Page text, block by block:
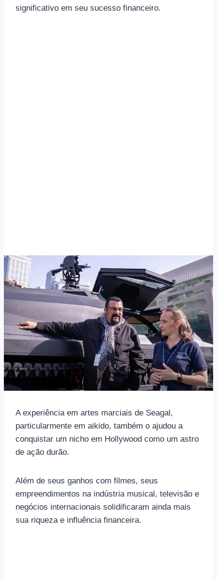
significativo em seu sucesso financeiro.
A experiência em artes marciais de Seagal,
particularmente em aikido, também o ajudou a
conquistar um nicho em Hollywood como um astro
de ação durão.
Além de seus ganhos com filmes, seus
empreendimentos na indústria musical, televisão e
negócios internacionais solidificaram ainda mais
sua riqueza e influência financeira.